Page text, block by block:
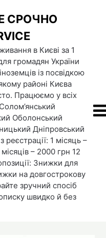
СРОЧНО
в Києві за 1
громадян України
із посвідкою
районі Києва
Працюємо у всіх
Оболонський
Дніпровський
реєстрації: 1 місяць –
– 2000 грн 12
Знижки для
на довгострокову
зручний спосіб
швидко й без